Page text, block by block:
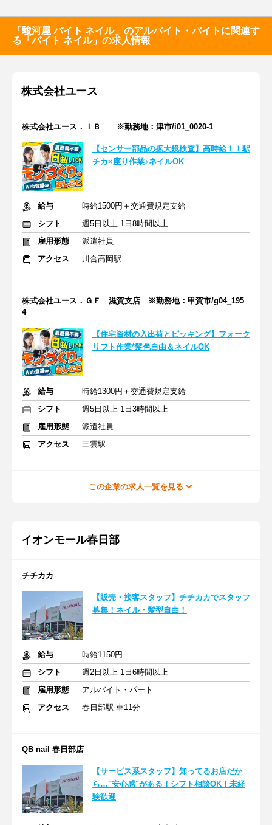
「駿河屋 バイト ネイル」のアルバイト・バイトに関連す
る「バイト ネイル」の求人情報
株式会社ユース
株式会社ユース．ＩＢ ※勤務地：津市/i01_0020-1
【センサー部品の拡大鏡検査】高時給！！駅
チカ×座り作業♪ネイルOK
給与
時給1500円＋交通費規定支給
シフト
週5日以上 1日8時間以上
雇用形態
派遣社員
アクセス
川合高岡駅
株式会社ユース．ＧＦ 滋賀支店 ※勤務地：甲賀市/g04_195
4
【住宅資材の入出荷とピッキング】フォーク
リフト作業*髪色自由＆ネイルOK
給与
時給1300円＋交通費規定支給
シフト
週5日以上 1日3時間以上
雇用形態
派遣社員
アクセス
三雲駅
この企業の求人一覧を見る
イオンモール春日部
チチカカ
【販売・接客スタッフ】チチカカでスタッフ
募集！ネイル・髪型自由！
給与
時給1150円
シフト
週2日以上 1日6時間以上
雇用形態
アルバイト・パート
アクセス
春日部駅 車11分
QB nail 春日部店
【サービス系スタッフ】知ってるお店だか
ら…"安心感"がある！シフト相談OK！未経
験歓迎